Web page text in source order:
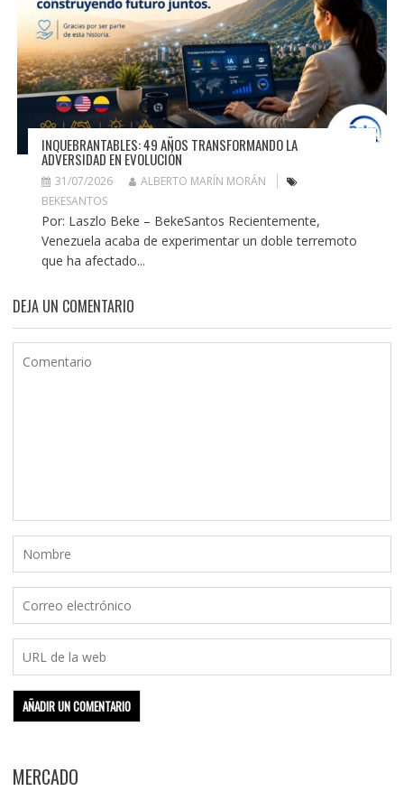
INQUEBRANTABLES: 49 AÑOS TRANSFORMANDO LA
ADVERSIDAD EN EVOLUCIÓN
31/07/2026
ALBERTO MARÍN MORÁN
BEKESANTOS
Por: Laszlo Beke – BekeSantos Recientemente,
Venezuela acaba de experimentar un doble terremoto
que ha afectado...
DEJA UN COMENTARIO
MERCADO